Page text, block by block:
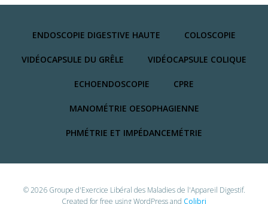
ENDOSCOPIE DIGESTIVE HAUTE COLOSCOPIE
VIDÉOCAPSULE DU GRÊLE VIDÉOCAPSULE COLIQUE
ECHOENDOSCOPIE CPRE
MANOMÉTRIE OESOPHAGIENNE
PHMÉTRIE ET IMPÉDANCEMÉTRIE
© 2026 Groupe d'Exercice Libéral des Maladies de l'Appareil Digestif.
Created for free using WordPress and Colibri